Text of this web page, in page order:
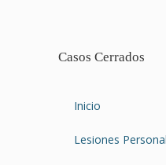
Casos Cerrados
Inicio
Lesiones